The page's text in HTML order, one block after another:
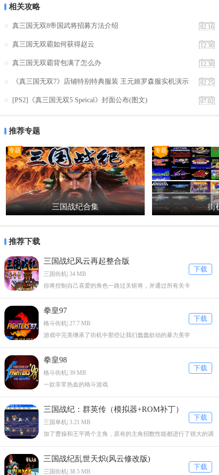
相关攻略
02.16
真三国无双8帝国武将招募方法介绍
12.30
真三国无双霸如何获得赵云
12.30
真三国无双霸背包满了怎么办
02.25
《真三国无双7》店铺特别特典服装 王元姬罗森服实机演示
07.02
[PS2]《真三国无双5 Speical》封面公布(图文)
推荐专题
专题
三国战纪合集
专题
街
推荐下载
下载
三国战纪风云再起整合版
三国街机| 34 MB
你将控制自己喜爱的角色一路过关斩将，并通过所有关卡
下载
拳皇97
格斗街机| 27.7 MB
游戏中完美继承了街机中那些让我们蠢蠢欲动的暴力美学
下载
拳皇98
格斗街机| 39 MB
一款非常热血的格斗游戏
下载
三国战纪：群英传（模拟器+ROM补丁）
三国单机| 3.21 MB
加了曹操和王平两个主角，原有的主角招数性能都进行了很大的调
下载
三国战纪乱世天炽(风云修改版)
三国街机| 38.5 MB